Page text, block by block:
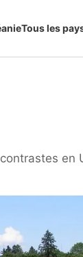
Tous les